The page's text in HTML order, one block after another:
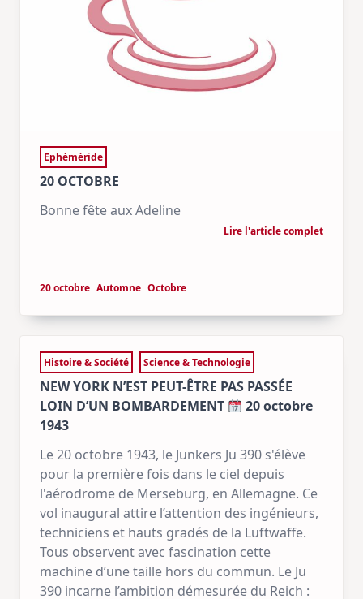
Ephéméride
20 OCTOBRE
Bonne fête aux Adeline
Lire l'article complet
20 octobre Automne Octobre
Histoire & Société Science & Technologie
NEW YORK N’EST PEUT-ÊTRE PAS PASSÉE
LOIN D’UN BOMBARDEMENT
20 octobre
1943
Le 20 octobre 1943, le Junkers Ju 390 s'élève
pour la première fois dans le ciel depuis
l'aérodrome de Merseburg, en Allemagne. Ce
vol inaugural attire l’attention des ingénieurs,
techniciens et hauts gradés de la Luftwaffe.
Tous observent avec fascination cette
machine d’une taille hors du commun. Le Ju
390 incarne l’ambition démesurée du Reich :